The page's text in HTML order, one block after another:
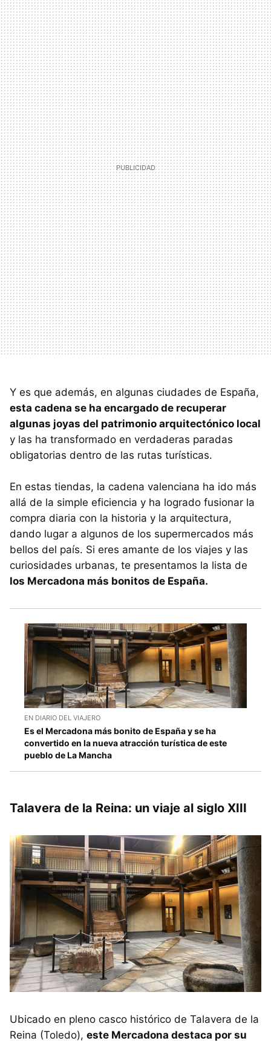
Y es que además, en algunas ciudades de España,
esta cadena se ha encargado de recuperar
algunas joyas del patrimonio arquitectónico local
y las ha transformado en verdaderas paradas
obligatorias dentro de las rutas turísticas.
En estas tiendas, la cadena valenciana ha ido más
allá de la simple eficiencia y ha logrado fusionar la
compra diaria con la historia y la arquitectura,
dando lugar a algunos de los supermercados más
bellos del país. Si eres amante de los viajes y las
curiosidades urbanas, te presentamos la lista de
los Mercadona más bonitos de España.
EN DIARIO DEL VIAJERO
Es el Mercadona más bonito de España y se ha
convertido en la nueva atracción turística de este
pueblo de La Mancha
Talavera de la Reina: un viaje al siglo XIII
Ubicado en pleno casco histórico de Talavera de la
Reina (Toledo), este Mercadona destaca por su